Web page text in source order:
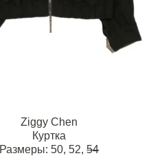
Ziggy Chen
Куртка
Размеры:50, 52, 54